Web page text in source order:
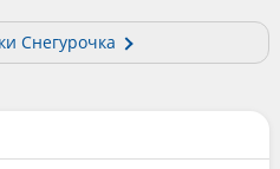
Снегурочка